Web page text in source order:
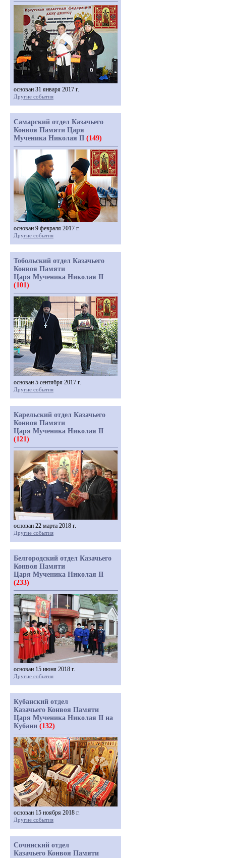
основан 31 января 2017 г.
Другие события
Самарский отдел Казачьего
Конвоя Памяти Царя
Мученика Николая II (149)
основан 9 февраля 2017 г.
Другие события
Тобольский отдел Казачьего
Конвоя Памяти
Царя Мученика Николая II
(101)
основан 5 сентября 2017 г.
Другие события
Карельский отдел Казачьего
Конвоя Памяти
Царя Мученика Николая II
(121)
основан 22 марта 2018 г.
Другие события
Белгородский отдел Казачьего
Конвоя Памяти
Царя Мученика Николая II
(233)
основан 15 июня 2018 г.
Другие события
Кубанский отдел
Казачьего Конвоя Памяти
Царя Мученика Николая II на
Кубани (132)
основан 15 ноября 2018 г.
Другие события
Сочинский отдел
Казачьего Конвоя Памяти